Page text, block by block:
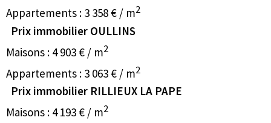
Appartements : 3 358 € / m2
Prix immobilier OULLINS
Maisons : 4 903 € / m2
Appartements : 3 063 € / m2
Prix immobilier RILLIEUX LA PAPE
Maisons : 4 193 € / m2